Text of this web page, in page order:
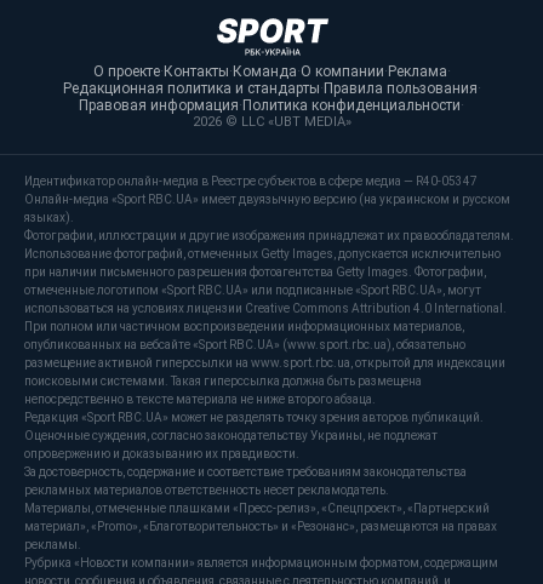
О проекте·Контакты·Команда·О компании·Реклама·
Редакционная политика и стандарты·Правила пользования·
Правовая информация·Политика конфиденциальности·
2026 © LLC «UBT MEDIA»
Идентификатор онлайн-медиа в Реестре субъектов в сфере медиа — R40-05347
Онлайн-медиа «Sport RBC.UA» имеет двуязычную версию (на украинском и русском
языках).
Фотографии, иллюстрации и другие изображения принадлежат их правообладателям.
Использование фотографий, отмеченных Getty Images, допускается исключительно
при наличии письменного разрешения фотоагентства Getty Images. Фотографии,
отмеченные логотипом «Sport RBC.UA» или подписанные «Sport RBC.UA», могут
использоваться на условиях лицензии Creative Commons Attribution 4.0 International.
При полном или частичном воспроизведении информационных материалов,
опубликованных на вебсайте «Sport RBC.UA» (www.sport.rbc.ua), обязательно
размещение активной гиперссылки на www.sport.rbc.ua, открытой для индексации
поисковыми системами. Такая гиперссылка должна быть размещена
непосредственно в тексте материала не ниже второго абзаца.
Редакция «Sport RBC.UA» может не разделять точку зрения авторов публикаций.
Оценочные суждения, согласно законодательству Украины, не подлежат
опровержению и доказыванию их правдивости.
За достоверность, содержание и соответствие требованиям законодательства
рекламных материалов ответственность несет рекламодатель.
Материалы, отмеченные плашками «Пресс-релиз», «Спецпроект», «Партнерский
материал», «Promo», «Благотворительность» и «Резонанс», размещаются на правах
рекламы.
Рубрика «Новости компании» является информационным форматом, содержащим
новости, сообщения и объявления, связанные с деятельностью компаний, и